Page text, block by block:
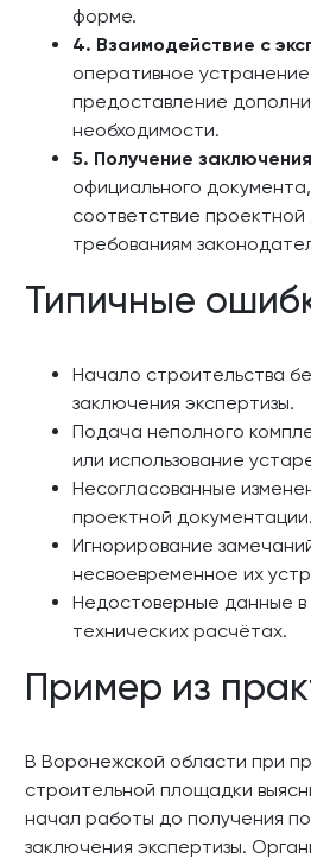
форме.
4. Взаимодействие с
оперативное
предоставление
необходимости.
5. Получение заключения
официального
соответствие
требованиям
Типичные
Начало строительства
заключения экспертизы.
Подача неполного
или использование
Несогласованные
проектной документации.
Игнорирование
несвоевременное их
Недостоверные данные в
технических расчётах.
Пример из
В Воронежской области при
строительной площадки
начал работы до получения
заключения экспертизы.